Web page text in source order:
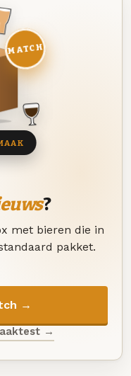
?
met bieren die in
pakket.
→
→
MATCH